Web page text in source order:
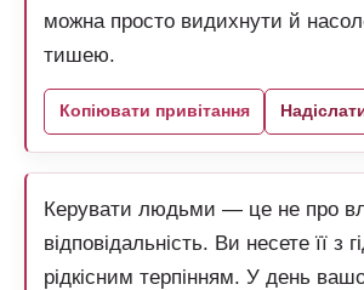
можна просто видихнути й
тишею.
Копіювати привітання
Керувати людьми — це не про
відповідальність. Ви несете її з
рідкісним терпінням. У день